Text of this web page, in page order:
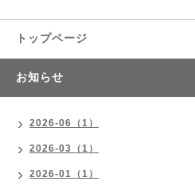
トップページ
お知らせ
2026-06（1）
2026-03（1）
2026-01（1）